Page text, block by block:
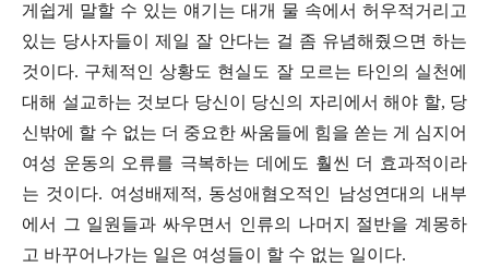
게쉽게 말할 수 있는 얘기는 대개 물 속에서 허우적거리고
있는 당사자들이 제일 잘 안다는 걸 좀 유념해줬으면 하는
것이다. 구체적인 상황도 현실도 잘 모르는 타인의 실천에
대해 설교하는 것보다 당신이 당신의 자리에서 해야 할, 당
신밖에 할 수 없는 더 중요한 싸움들에 힘을 쏟는 게 심지어
여성 운동의 오류를 극복하는 데에도 훨씬 더 효과적이라
는 것이다. 여성배제적, 동성애혐오적인 남성연대의 내부
에서 그 일원들과 싸우면서 인류의 나머지 절반을 계몽하
고 바꾸어나가는 일은 여성들이 할 수 없는 일이다.